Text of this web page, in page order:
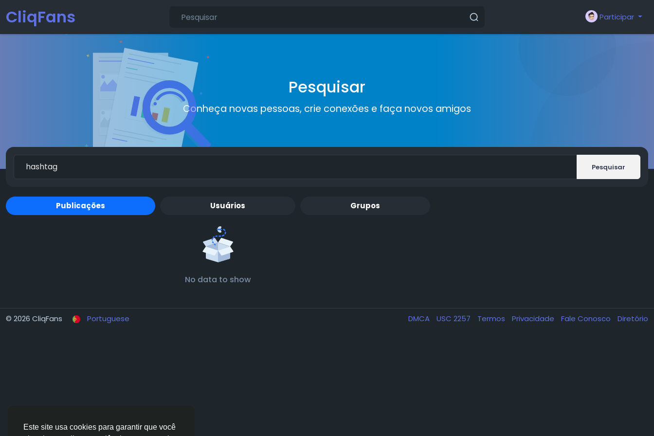
Este site usa cookies para garantir que você
CliqFans Participar
Pesquisar
Conheça novas pessoas, crie conexões e faça novos amigos
Pesquisar
Publicações Usuários Grupos
No data to show
© 2026 CliqFans Portuguese DMCA USC 2257 Termos Privacidade Fale Conosco Diretório